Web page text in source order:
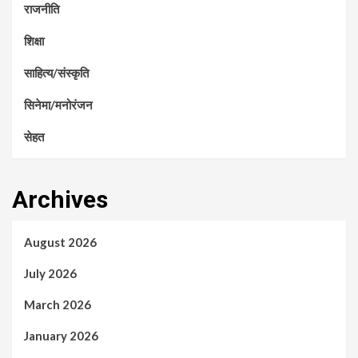
राजनीति
शिक्षा
साहित्य/संस्कृति
सिनेमा/मनोरंजन
सेहत
Archives
August 2026
July 2026
March 2026
January 2026